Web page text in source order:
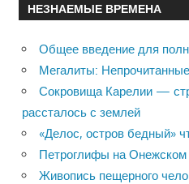
НЕЗНАЕМЫЕ ВРЕМЕНА
Общее введение для
Мегалиты:
Сокровища Карелии —
рассталось с землей
«Делос, остров бедный»
Петроглифы на Онежском
Живопись пещерного